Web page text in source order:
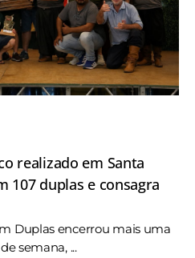
realizado em Santa
107 duplas e consagra
Duplas encerrou mais uma
semana, ...